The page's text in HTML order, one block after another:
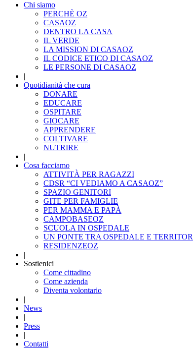
Chi siamo
PERCHÈ OZ
CASAOZ
DENTRO LA CASA
IL VERDE
LA MISSION DI CASAOZ
IL CODICE ETICO DI CASAOZ
LE PERSONE DI CASAOZ
|
Quotidianità che cura
DONARE
EDUCARE
OSPITARE
GIOCARE
APPRENDERE
COLTIVARE
NUTRIRE
|
Cosa facciamo
ATTIVITÀ PER RAGAZZI
CDSR “CI VEDIAMO A CASAOZ”
SPAZIO GENITORI
GITE PER FAMIGLIE
PER MAMMA E PAPÀ
CAMPOBASEOZ
SCUOLA IN OSPEDALE
UN PONTE TRA OSPEDALE E
RESIDENZEOZ
|
Sostienici
Come cittadino
Come azienda
Diventa volontario
|
News
|
Press
|
Contatti